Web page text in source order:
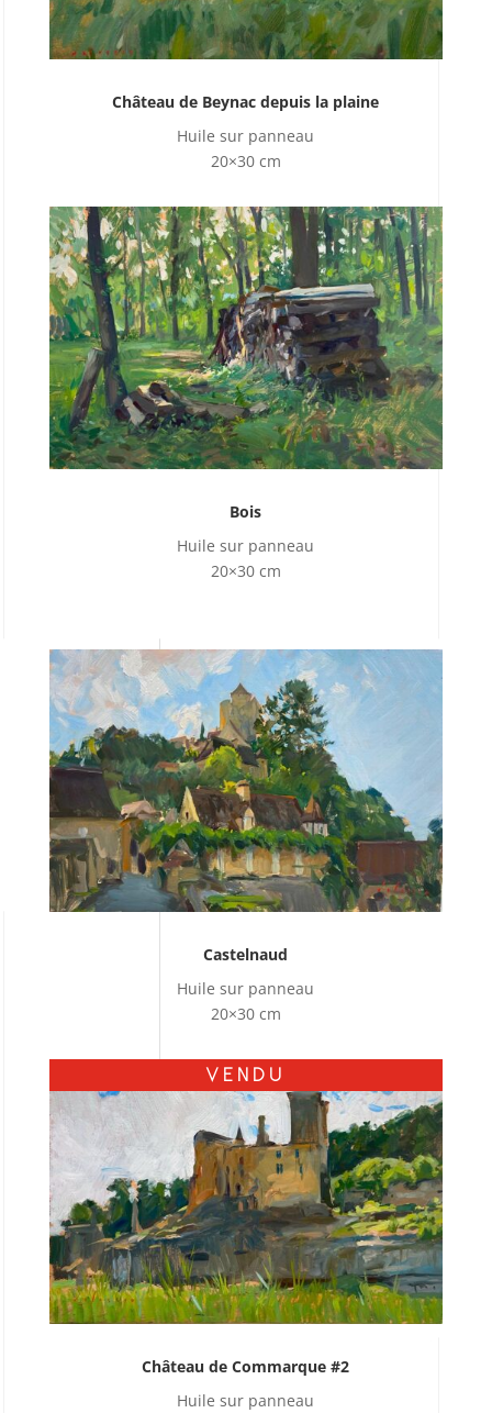
Château de Beynac depuis la plaine
Huile sur panneau
20×30 cm
Bois
Huile sur panneau
20×30 cm
Castelnaud
Huile sur panneau
20×30 cm
VENDU
Château de Commarque #2
Huile sur panneau